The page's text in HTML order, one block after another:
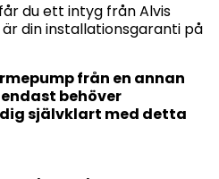
du ett intyg från Alvis
är din installationsgaranti på
från en annan
behöver
självklart med detta